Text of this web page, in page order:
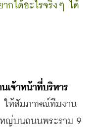
กได้อะไรจริงๆ ได้
เจ้าหน้าที่บริหาร
ให้สัมภาษณ์ทีมงาน
หญ่บนถนนพระราม 9